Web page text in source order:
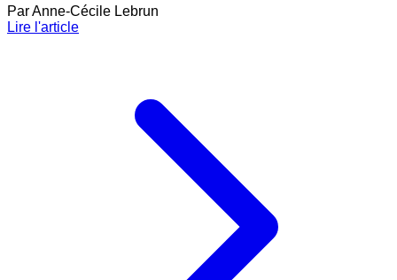
ParAnne-Cécile Lebrun
Lire l'article